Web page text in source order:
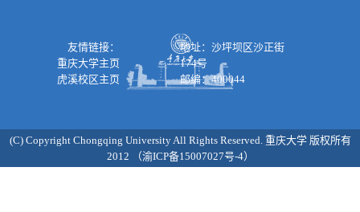
友情链接：
重庆大学主页
虎溪校区主页
地址：沙坪坝区沙正街
174号
邮编：400044
(C) Copyright Chongqing University All Rights Reserved. 重庆大学 版权所有
2012 （渝ICP备15007027号-4）